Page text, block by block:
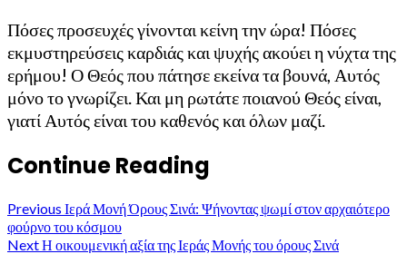
Πόσες προσευχές γίνονται κείνη την ώρα! Πόσες
εκμυστηρεύσεις καρδιάς και ψυχής ακούει η νύχτα της
ερήμου! Ο Θεός που πάτησε εκείνα τα βουνά, Αυτός
μόνο το γνωρίζει. Και μη ρωτάτε ποιανού Θεός είναι,
γιατί Αυτός είναι του καθενός και όλων μαζί.
Continue Reading
Previous Ιερά Μονή Όρους Σινά: Ψήνοντας ψωμί στον αρχαιότερο
φούρνο του κόσμου
NextΗ οικουμενική αξία της Ιεράς Μονής του όρους Σινά